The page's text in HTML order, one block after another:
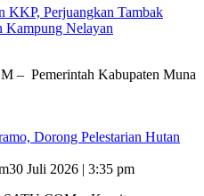
KKP, Perjuangkan Tambak
Kampung Nelayan
– Pemerintah Kabupaten Muna
Dorong Pelestarian Hutan
30 Juli 2026 | 3:35 pm